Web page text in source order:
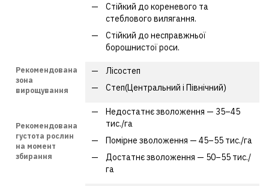
Стійкий до кореневого та
стеблового вилягання.
Стійкий до несправжньої
борошнистої роси.
Рекомендована
зона
вирощування
Лісостеп
Степ(Центральний і Північний)
Рекомендована
густота рослин
на момент
збирання
Недостатнє зволоження — 35–45
тис./га
Помірне зволоження — 45–55 тис./га
Достатнє зволоження — 50–55 тис./
га